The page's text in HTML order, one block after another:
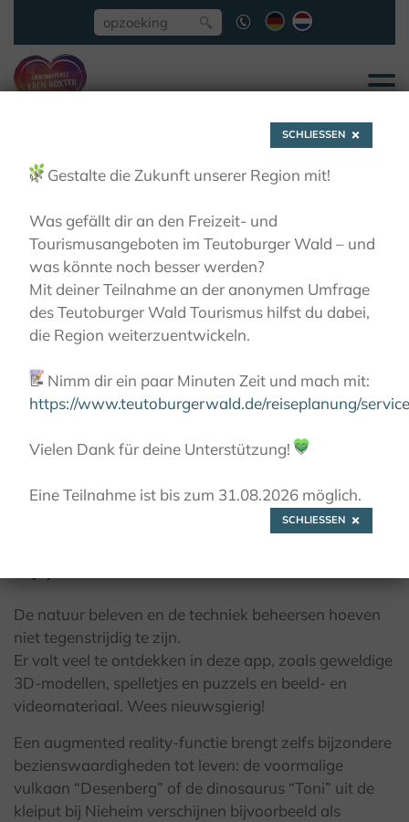
App Entdeckertour
Kreis Höxter
ENTDECKERTOUR KREIS HÖXTER
De natuur beleven en de techniek beheersen hoeven
niet tegenstrijdig te zijn.
Er valt veel te ontdekken in deze app, zoals geweldige
3D-modellen, spelletjes en puzzels en beeld- en
videomateriaal. Wees nieuwsgierig!
Een augmented reality-functie brengt zelfs bijzondere
bezienswaardigheden tot leven: de voormalige
vulkaan “Desenberg” of de dinosaurus “Toni” uit de
kleiput bij Nieheim verschijnen bijvoorbeeld als
SCHLIESSEN
🌿 Gestalte die Zukunft unserer Region mit!
Was gefällt dir an den Freizeit- und
Tourismusangeboten im Teutoburger Wald – und
was könnte noch besser werden?
Mit deiner Teilnahme an der anonymen Umfrage
des Teutoburger Wald Tourismus hilfst du dabei,
die Region weiterzuentwickeln.
📝 Nimm dir ein paar Minuten Zeit und mach mit:
https://www.teutoburgerwald.de/reiseplanung/
Vielen Dank für deine Unterstützung! 💚
Eine Teilnahme ist bis zum 31.08.2026 möglich.
SCHLIESSEN